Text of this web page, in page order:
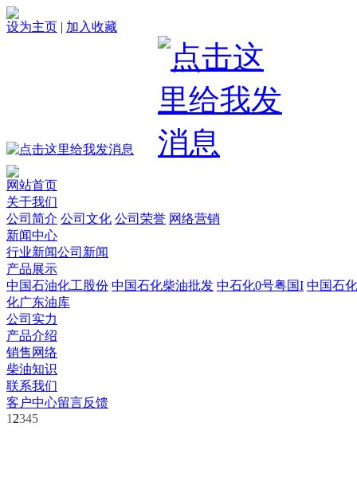
设为主页 | 加入收藏
网站首页
关于我们
公司简介 公司文化 公司荣誉 网络营销
新闻中心
行业新闻公司新闻
产品展示
中国石油化工股份 中国石化柴油批发 中石化0号粤国I 中国石
化广东油库
公司实力
产品介绍
销售网络
柴油知识
联系我们
客户中心留言反馈
1 2345